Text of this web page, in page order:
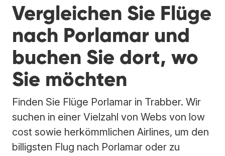
Vergleichen Sie Flüge
nach Porlamar und
buchen Sie dort, wo
Sie möchten
Finden Sie Flüge Porlamar in Trabber. Wir
suchen in einer Vielzahl von Webs von low
cost sowie herkömmlichen Airlines, um den
billigsten Flug nach Porlamar oder zu